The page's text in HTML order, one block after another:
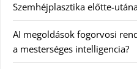
Szemhéjplasztika előtte-
AI megoldások fogorvosi
a mesterséges intelligencia?